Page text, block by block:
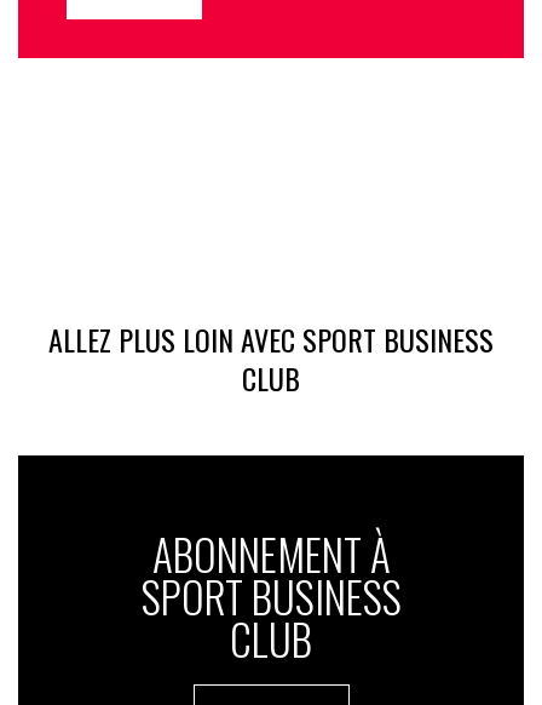
ALLEZ PLUS LOIN AVEC SPORT BUSINESS
CLUB
ABONNEMENT À
SPORT BUSINESS
CLUB